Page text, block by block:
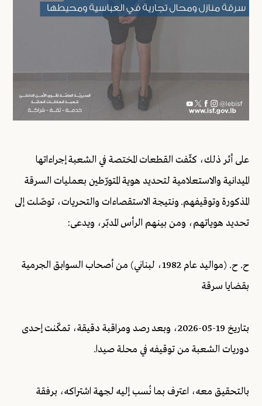
على أثر ذلك، كثّفت القطعات المختصة في الشعبة إجراءاتها
الميدانية والاستعلامية لتحديد هوية المتورّطين بعمليات السرقة
المذكورة وتوقيفهم. ونتيجة الاستقصاءات والتحريات، توصّلت إلى
تحديد هوياتهم، ومن بينهم الرأس المدبّر، ويدعى:
ح. ح. (مواليد عام 1982، لبناني) من أصحاب السوابق الجرمية
بقضايا سرقة
بتاريخ 19-05-2026، وبعد رصد ومراقبة دقيقة، تمكّنت إحدى
دوريات الشعبة من توقيفه في محلة صيدا.
بالتحقيق معه، اعترف بما نُسب إليه لجهة اشتراكه، برفقة